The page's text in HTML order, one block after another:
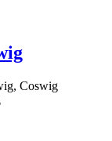
Coswig